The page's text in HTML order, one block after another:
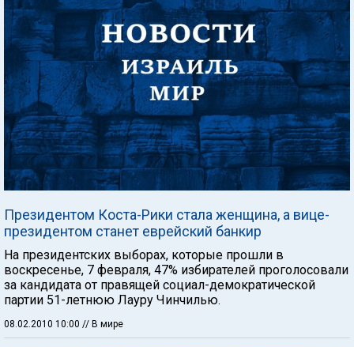
Президентом Коста-Рики стала женщина, а вице-
президентом станет еврейский банкир
На президентских выборах, которые прошли в
воскресенье, 7 февраля, 47% избирателей проголосовали
за кандидата от правящей социал-демократической
партии 51-летнюю Лауру Чинчилью.
08.02.2010 10:00 // В мире